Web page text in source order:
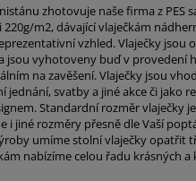
zhotovuje naše firma z PES
m2, dávající vlaječkám
vzhled. Vlaječky jsou
jsou vyhotoveny buď v provedení
na zavěšení. Vlaječky jsou
jednání, svatby a jiné akce či jako
Standardní rozměr vlaječky
i jiné rozměry přesně dle Vaší
umíme stolní vlaječky opatřit
nabízíme celou řadu krásných a